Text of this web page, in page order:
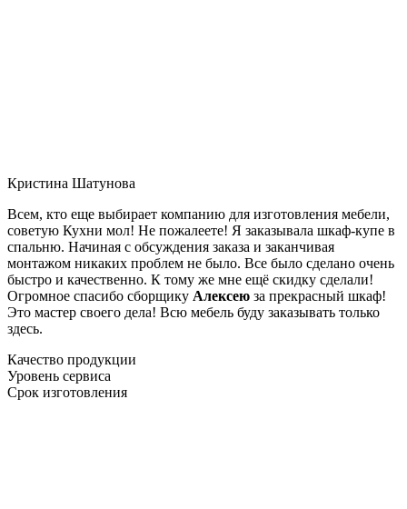
Кристина Шатунова
Всем, кто еще выбирает компанию для изготовления мебели,
советую Кухни мол! Не пожалеете! Я заказывала шкаф-купе в
спальню. Начиная с обсуждения заказа и заканчивая
монтажом никаких проблем не было. Все было сделано очень
быстро и качественно. К тому же мне ещё скидку сделали!
Огромное спасибо сборщику Алексею за прекрасный шкаф!
Это мастер своего дела! Всю мебель буду заказывать только
здесь.
Качество продукции
Уровень сервиса
Срок изготовления